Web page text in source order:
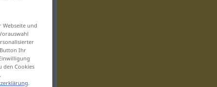
und
Ihr
den Cookies
.